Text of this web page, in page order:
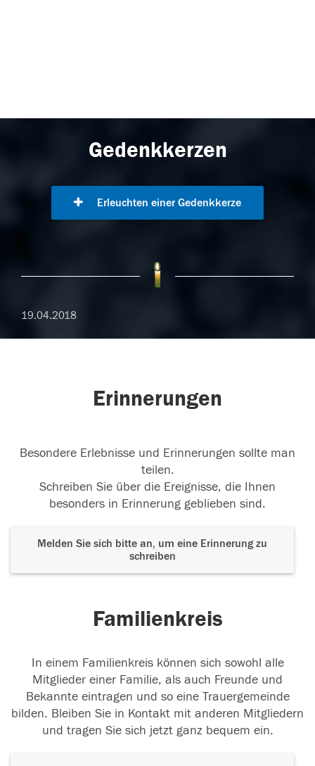
Gedenkkerzen
Erleuchten einer Gedenkkerze
19.04.2018
Erinnerungen
Besondere Erlebnisse und Erinnerungen sollte man
teilen.
Schreiben Sie über die Ereignisse, die Ihnen
besonders in Erinnerung geblieben sind.
Melden Sie sich bitte an, um eine Erinnerung zu
schreiben
Familienkreis
In einem Familienkreis können sich sowohl alle
Mitglieder einer Familie, als auch Freunde und
Bekannte eintragen und so eine Trauergemeinde
bilden. Bleiben Sie in Kontakt mit anderen Mitgliedern
und tragen Sie sich jetzt ganz bequem ein.